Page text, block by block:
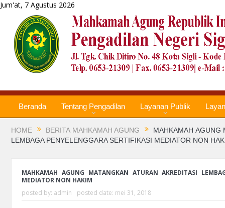
Jum'at, 7 Agustus 2026
Beranda Tentang Pengadilan Layanan Publik
HOME BERITA MAHKAMAH AGUNG
MAHKAMAH AGUNG
LEMBAGA PENYELENGGARA SERTIFIKASI MEDIATOR NON
MAHKAMAH AGUNG MATANGKAN ATURAN AKREDITASI
MEDIATOR NON HAKIM
posted by: admin posted date: mei 31, 2018